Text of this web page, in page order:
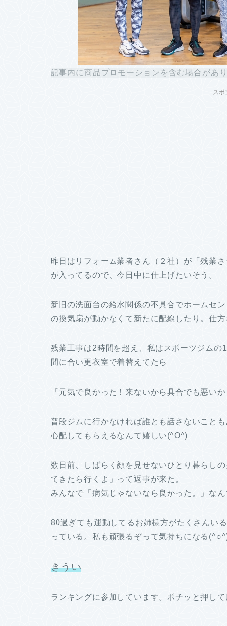
記事内に商品プロモーションを含む場合があ
スポ
昨日はリフォーム業者さん（２社）が「残業
が入ってるので、今日中に仕上げたいそう。
新旧の洗面台の給水関係の不具合でホームセ
の換気扇が動かなくて新たに配線したり。仕方
残業工事は2時間を超え、私はスポーツジム
間に合い更衣室で着替えてたら
「元気で良かった！来ないから具合でも悪い
普段ジムに行かなければ誰とも話さないこと
心配してもらえるなんて嬉しい(^O^)
数日前、しばらく顔を見せないひとり暮らし
てきたら行くよ」って返事が来た。
みんなで「病気じゃないなら良かった。」なん
80過ぎても運動してるお姉様方がたくさんい
っている。私も頑張るぞって気持ちになる
きうい
ランキングに参加しています。ポチッと押し